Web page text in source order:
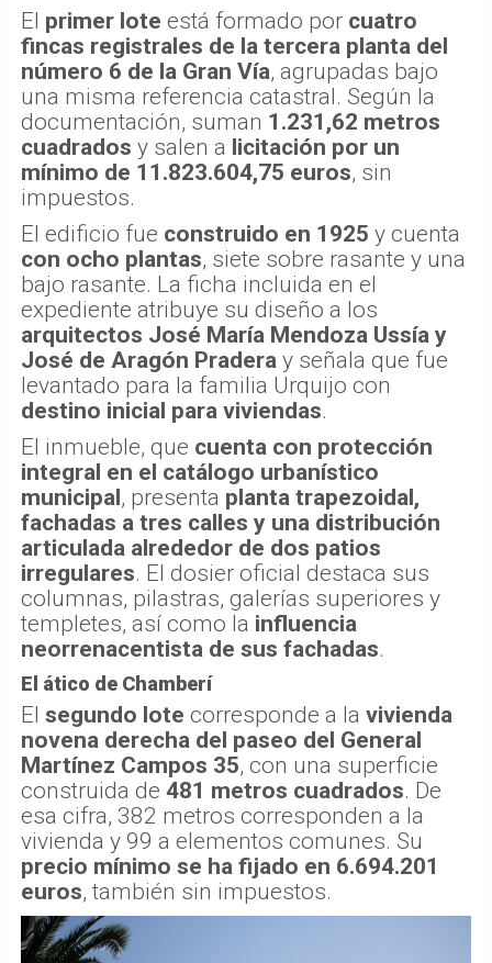
El primer lote está formado por cuatro
fincas registrales de la tercera planta del
número 6 de la Gran Vía, agrupadas bajo
una misma referencia catastral. Según la
documentación, suman 1.231,62 metros
cuadrados y salen a licitación por un
mínimo de 11.823.604,75 euros, sin
impuestos.
El edificio fue construido en 1925 y cuenta
con ocho plantas, siete sobre rasante y una
bajo rasante. La ficha incluida en el
expediente atribuye su diseño a los
arquitectos José María Mendoza Ussía y
José de Aragón Pradera y señala que fue
levantado para la familia Urquijo con
destino inicial para viviendas.
El inmueble, que cuenta con protección
integral en el catálogo urbanístico
municipal, presenta planta trapezoidal,
fachadas a tres calles y una distribución
articulada alrededor de dos patios
irregulares. El dosier oficial destaca sus
columnas, pilastras, galerías superiores y
templetes, así como la influencia
neorrenacentista de sus fachadas.
El ático de Chamberí
El segundo lote corresponde a la vivienda
novena derecha del paseo del General
Martínez Campos 35, con una superficie
construida de 481 metros cuadrados. De
esa cifra, 382 metros corresponden a la
vivienda y 99 a elementos comunes. Su
precio mínimo se ha fijado en 6.694.201
euros, también sin impuestos.